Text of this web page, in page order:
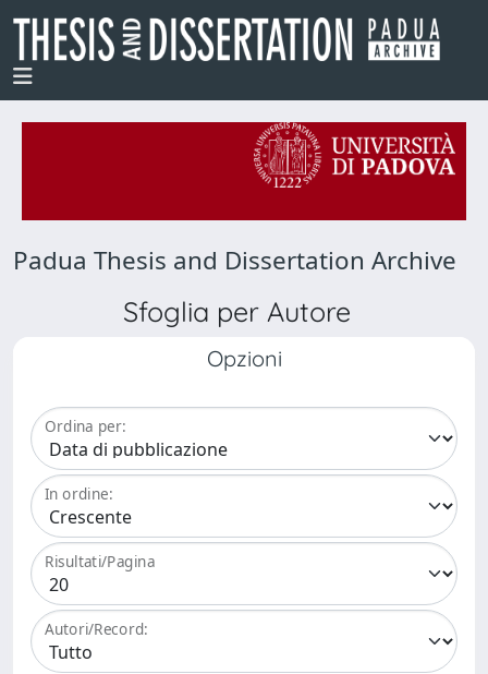
Padua Thesis and Dissertation Archive
Sfoglia per Autore
Opzioni
Ordina per:
In ordine:
Risultati/Pagina
Autori/Record: